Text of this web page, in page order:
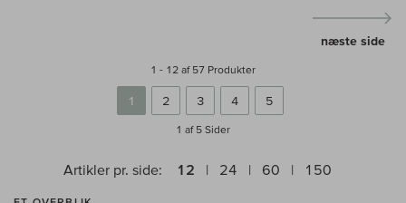
1 - 12 af 57 Produkter
1 2 3 4 5
næste side
1 af 5 Sider
Artikler pr. side: 12 24 60 150